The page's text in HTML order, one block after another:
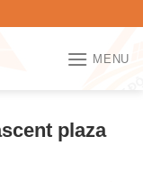
MENU
plaza